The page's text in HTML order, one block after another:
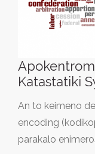
Katastatiki
An to keimeno
encoding
parakalo